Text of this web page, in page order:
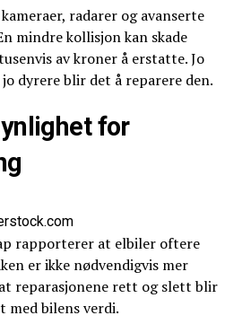
radarer og avanserte
mindre kollisjon kan skade
av kroner å erstatte. Jo
dyrere blir det å reparere den.
for
rapporterer at elbiler oftere
er ikke nødvendigvis mer
reparasjonene rett og slett blir
med bilens verdi.